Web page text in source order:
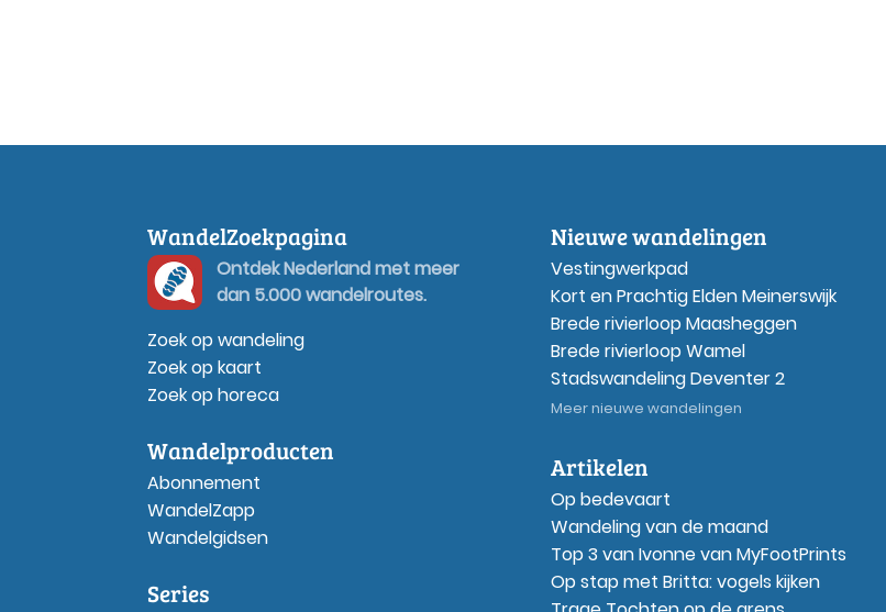
WandelZoekpagina
Ontdek Nederland met meer
dan 5.000 wandelroutes.
Zoek op wandeling
Zoek op kaart
Zoek op horeca
Wandelproducten
Abonnement
WandelZapp
Wandelgidsen
Series
Nieuwe wandelingen
Vestingwerkpad
Kort en Prachtig Elden Meinerswijk
Brede rivierloop Maasheggen
Brede rivierloop Wamel
Stadswandeling Deventer 2
Meer nieuwe wandelingen
Artikelen
Op bedevaart
Wandeling van de maand
Top 3 van Ivonne van MyFootPrints
Op stap met Britta: vogels kijken